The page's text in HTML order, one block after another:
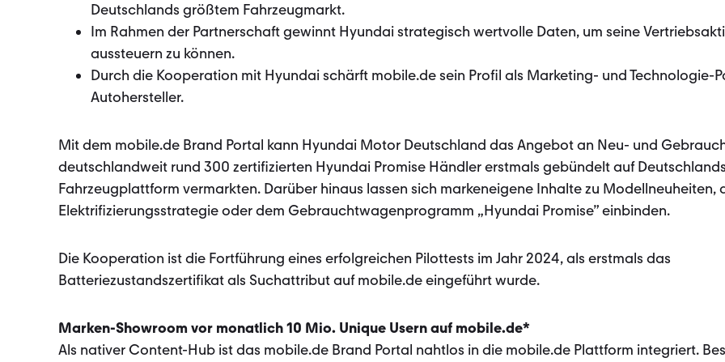
Deutschlands größtem Fahrzeugmarkt.
Im Rahmen der Partnerschaft gewinnt Hyundai strategisch wertvolle Daten, um seine
aussteuern zu können.
Durch die Kooperation mit Hyundai schärft mobile.de sein Profil als Marketing- und Technologie-
Autohersteller.
Mit dem mobile.de Brand Portal kann Hyundai Motor Deutschland das Angebot an Neu- und
deutschlandweit rund 300 zertifizierten Hyundai Promise Händler erstmals gebündelt auf
Fahrzeugplattform vermarkten. Darüber hinaus lassen sich markeneigene Inhalte zu Modellneuheiten,
Elektrifizierungsstrategie oder dem Gebrauchtwagenprogramm „Hyundai Promise” einbinden.
Die Kooperation ist die Fortführung eines erfolgreichen Pilottests im Jahr 2024, als erstmals das
Batteriezustandszertifikat als Suchattribut auf mobile.de eingeführt wurde.
Marken-Showroom vor monatlich 10 Mio. Unique Usern auf mobile.de*
Als nativer Content-Hub ist das mobile.de Brand Portal nahtlos in die mobile.de Plattform integriert.